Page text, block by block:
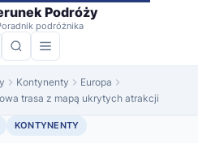
Podróży
podróżnika
Kontynenty
Europa
trasa z mapą ukrytych atrakcji
KONTYNENTY